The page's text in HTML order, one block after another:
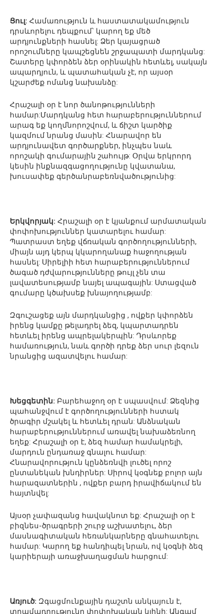
Ցուլ: Համառություն և հաստատակամություն
դրսևորելու դեպքում՝ կարող եք մեծ
արդյունքների հասնել: Ձեր կայացրած
որոշումները կապշեցնեն շրջապատի մարդկանց:
Շատերը կփորձեն ձեր օրինակին հետևել, սակայն
ապարդյուն, և պատահական չէ, որ այսօր
կշարժեք ոմանց նախանձը:
Հրաշալի օր է նոր ծանոթությունների
համար:Մարդկանց հետ հարաբերություններում
արագ եք կողմնորոշվում, և ճիշտ կարծիք
կազմում նրանց մասին: Հնարավոր են
արդյունավետ գործարքներ, ինչպես նաև
որոշակի գումարային շահույթ: Օրվա երկրորդ
կեսին ինքնազգացողությունը կվատանա,
խուսափեք գերծանրաբեռնվածությունից:
Երկվորյակ: Հրաշալի օր է կյանքում արմատական
փոփոխություններ կատարելու համար:
Պատրաստ եղեք վճռական գործողությունների,
միայն այդ կերպ կկարողանաք հաջողության
հասնել: Սիրելիի հետ հարաբերություններում
ծագած դժվարությունները թույլ չեն տա
լավատեսությամբ նայել ապագային: Ստացված
գումարը կծախսեք խնայողությամբ:
Զգուշացեք այն մարդկանցից , ովքեր կփորձեն
իրենց կամքը թելադրել ձեզ, կպարտադրեն
հետևել իրենց ապրելակերպին: Դրսևորեք
համառություն, նաև գործի դրեք ձեր սուր լեզուն
նրանցից ազատվելու համար:
Խեցգետին: Բարեհաջող օր է սպասվում: Ձեզնից
պահանջվում է գործողությունների հստակ
ծրագիր մշակել և հետևել դրան: Անձնական
հարաբերություններում առավել նախաձեռնող
եղեք: Հրաշալի օր է, ձեզ համար համակրելի,
մարդուն ընդառաջ գնալու համար:
Հնարավորություն կընձեռնվի լուծել որոշ
ընտանեկան խնդիրներ: Սիրով կօգնեք բոլոր այն
հարազատներին , ովքեր բարդ իրավիճակում են
հայտնվել:
Այսօր չափազանց հավակնոտ եք: Հրաշալի օր է
բիզնես-ծրագրերի շուրջ աշխատելու, ձեր
մասնագիտական հեռանկարները գնահատելու
համար: Կարող եք հանդիպել նրան, ով կօգնի ձեզ
կարիերայի առաջխաղացման հարցում:
Առյուծ: Զգացմունքային դաշտն անկայուն է,
տրամադրությունը փոփոխական կլինի: Անգամ